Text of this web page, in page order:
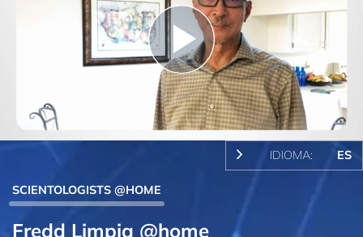
Play
Video
IDIOMA: ES
SCIENTOLOGISTS @HOME
Fredd Limpia @home